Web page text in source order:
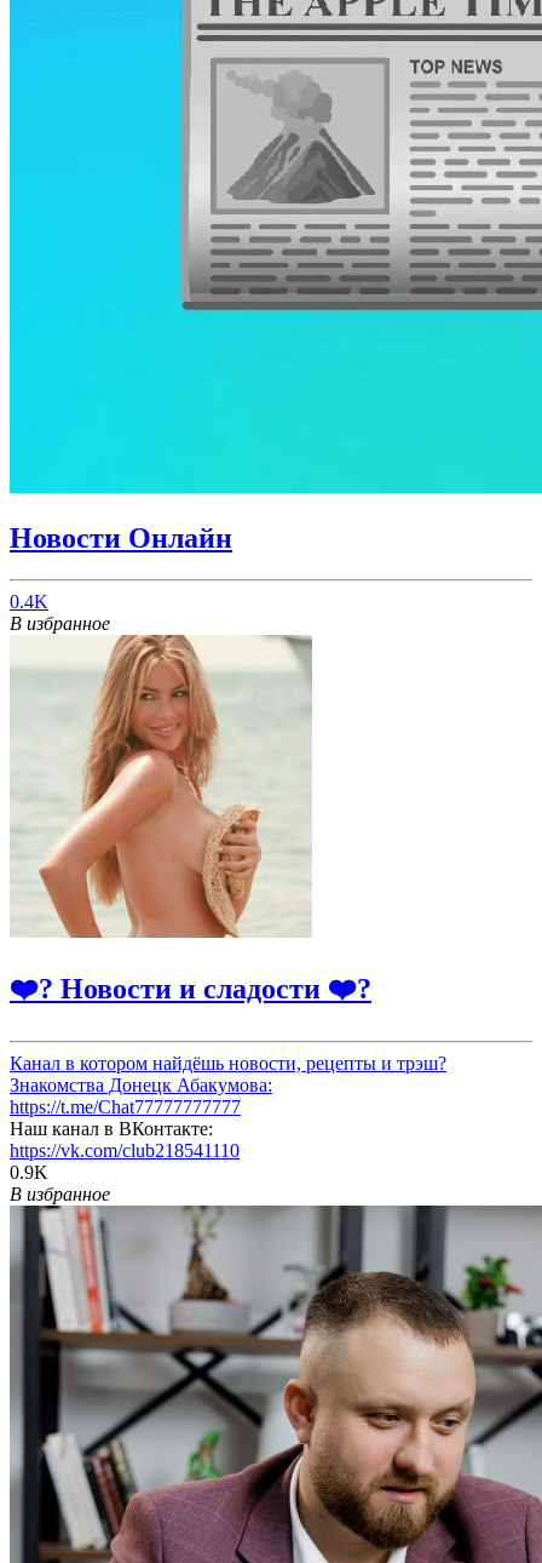
Новости Онлайн
0.4K
В избранное
❤️‍? Новости и сладости ❤️‍?
Канал в котором найдёшь новости, рецепты и трэш?
Знакомства Донецк Абакумова:
https://t.me/Chat77777777777
Наш канал в ВКонтакте:
https://vk.com/club218541110
0.9K
В избранное